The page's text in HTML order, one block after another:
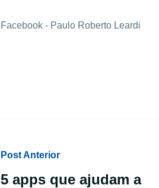
Facebook - Paulo Roberto Leardi
Post Anterior
5 apps que ajudam a